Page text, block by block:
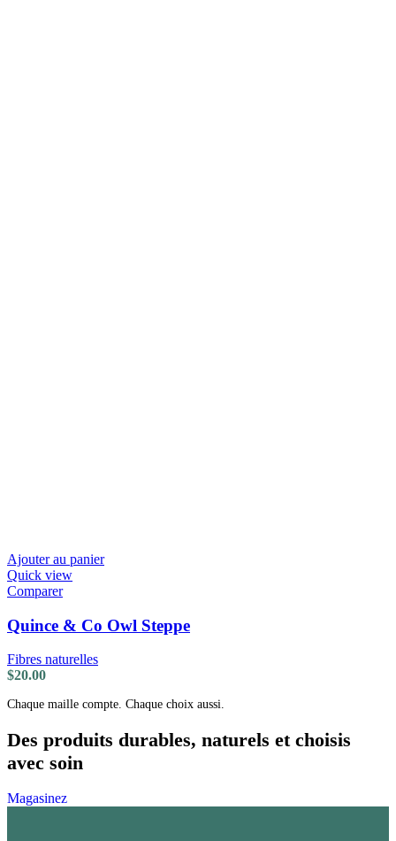
Ajouter au panier
Quick view
Comparer
Quince & Co Owl Steppe
Fibres naturelles
$20.00
Chaque maille compte. Chaque choix aussi.
Des produits durables, naturels et choisis
avec soin
Magasinez